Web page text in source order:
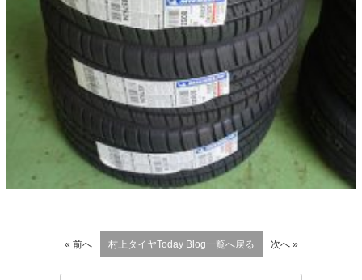
« 前へ 村上タイヤToday Blog一覧へ戻る 次へ »